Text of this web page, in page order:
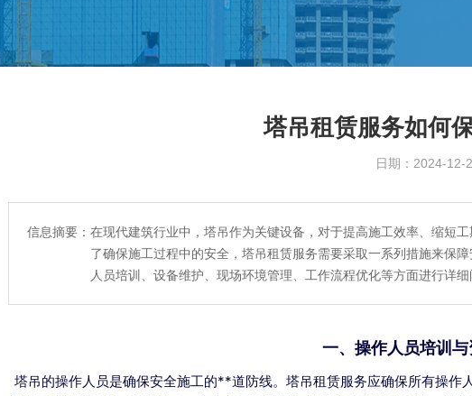
塔吊租赁服务如何
日期： 2024-12-
信息摘要： 在现代建筑行业中，塔吊作为关键设备，对于提高施工效率、缩短
了确保施工过程中的安全，塔吊租赁服务需要采取一系列措施来保
人员培训、设备维护、现场环境管理、工作流程优化等方面进行详细
一、操作人员培训
塔吊的操作人员是确保安全施工的**道防线。塔吊租赁服务应确保所有操